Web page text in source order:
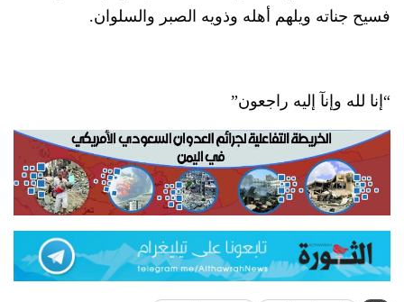
فسيح جناته ويلهم أهله وذويه الصبر والسلوان.
“إنا لله وإنآ إليه راجعون”